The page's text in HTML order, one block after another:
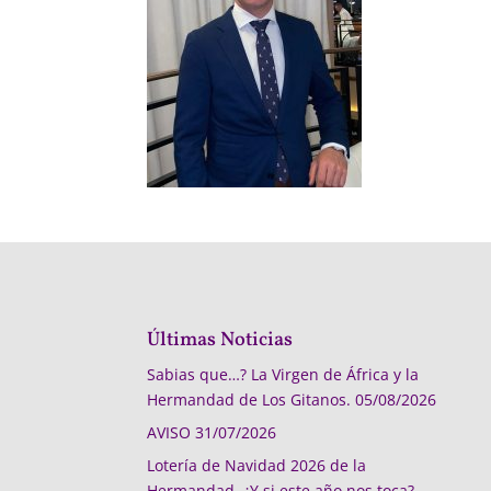
Últimas Noticias
Sabias que…? La Virgen de África y la
Hermandad de Los Gitanos. 05/08/2026
AVISO 31/07/2026
Lotería de Navidad 2026 de la